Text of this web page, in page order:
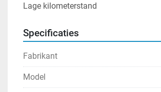
Lage kilometerstand
Specificaties
Fabrikant
Model